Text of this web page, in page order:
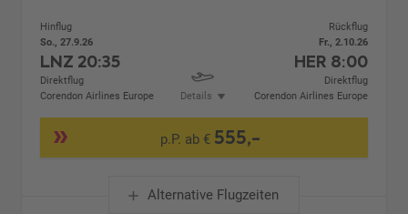
Hinflug
So., 27.9.26
LNZ 20:35
Direktflug
Corendon Airlines Europe
Details
Rückflug
Fr., 2.10.26
HER 8:00
Direktflug
Corendon Airlines Europe
p.P. ab € 555,-
Alternative Flugzeiten